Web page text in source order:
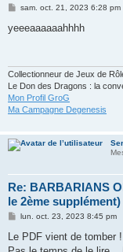
M
s
sam. oct. 21, 2023 6:28 pm
yeeeaaaaaahhhh
Collectionneur de Jeux de
Le Don des Dragons : la
Mon Profil GroG
Ma Campagne Degenesis
Re: BARBARIANS
le 2ème
M
s
lun. oct. 23, 2023 8:45 pm
Le PDF vient de tomber !